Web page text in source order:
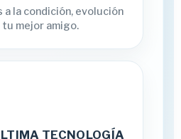
a la condición, evolución
mejor amigo.
TECNOLOGÍA